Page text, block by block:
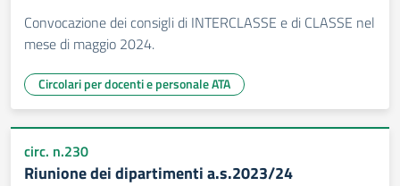
Convocazione dei consigli di INTERCLASSE e di CLASSE nel
mese di maggio 2024.
Circolari per docenti e personale ATA
circ. n.230
Riunione dei dipartimenti a.s.2023/24